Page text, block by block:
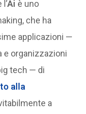
Ai è uno
che ha
applicazioni —
e organizzazioni
tech — di
alla
a